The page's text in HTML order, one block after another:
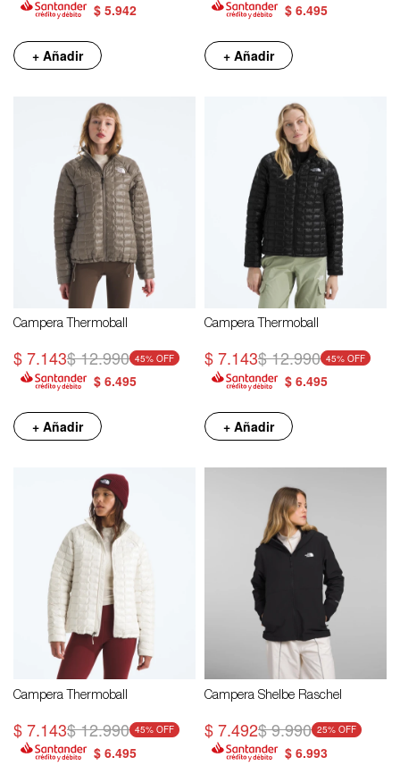
$ 5.942
+ Añadir
$ 6.495
+ Añadir
Campera Thermoball
$7.143$12.990 45
$ 6.495
+ Añadir
Campera Thermoball
$7.143$12.990 45
$ 6.495
+ Añadir
Campera Thermoball
$7.143$12.990 45
$ 6.495
Campera Shelbe Raschel
$7.492$9.990 25
$ 6.993